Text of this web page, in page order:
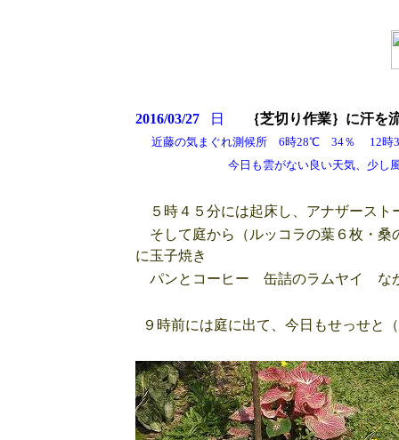
2016/03/27日 ｛芝切り作業｝に汗を
近藤の気まぐれ測候所 6時28℃ 34％
今日も雲がない良い天気、少し風が午
５時４５分には起床し、アナザースト
そして庭から（ルッコラの葉６枚・桑
に玉子焼き
パンとコーヒー 缶詰のラムヤイ な
９時前には庭に出て、今日もせっせと